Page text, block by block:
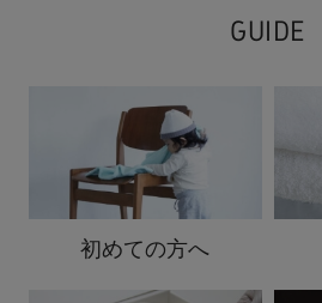
GUIDE
初めての方へ